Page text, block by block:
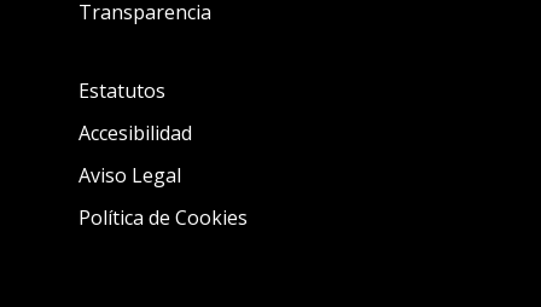
Transparencia
Estatutos
Accesibilidad
Aviso Legal
Política de Cookies